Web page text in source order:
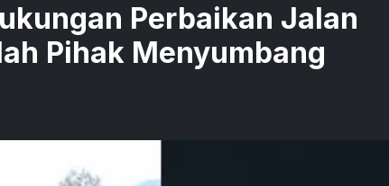
Perbaikan Jalan
Pihak Menyumbang